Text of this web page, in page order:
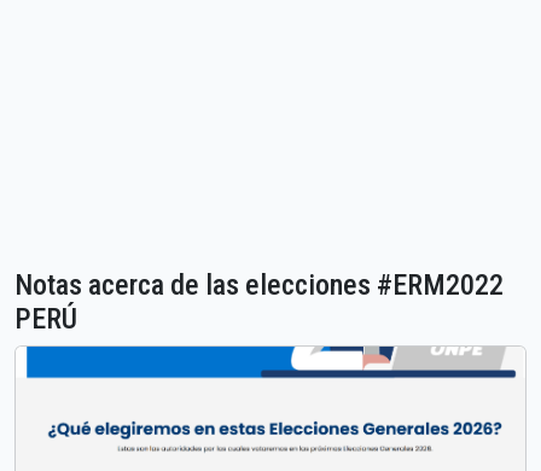
Notas acerca de las elecciones #ERM2022
PERÚ